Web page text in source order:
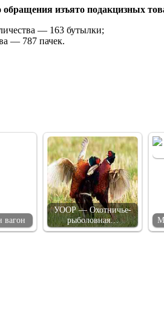
обращения изъято подакцизных
— 163 бутылки;
— 787 пачек.
вагон
УООР — Охотничье-
рыболовная…